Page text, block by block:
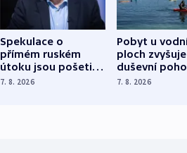
Spekulace o
přímém ruském
útoku jsou pošetilé,
míní estonský
7. 8. 2026
Pobyt u
ploch zvyšuje
duševní
ukázala
7. 8. 2026